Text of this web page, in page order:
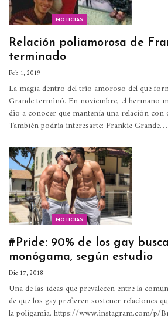
NOTICIAS
Relación poliamorosa de
terminado
Feb 1, 2019
La magia dentro del trío amoroso del que
Grande terminó. En noviembre, el hermano
dio a conocer que mantenía una relación
También podría interesarte: Frankie Grande…
NOTICIAS
#Pride: 90% de los gay
monógama, según estudio
Dic 17, 2018
Una de las ideas que prevalecen entre la
de que los gay prefieren sostener relaciones
la poligamia. https://www.instagram.com/p/